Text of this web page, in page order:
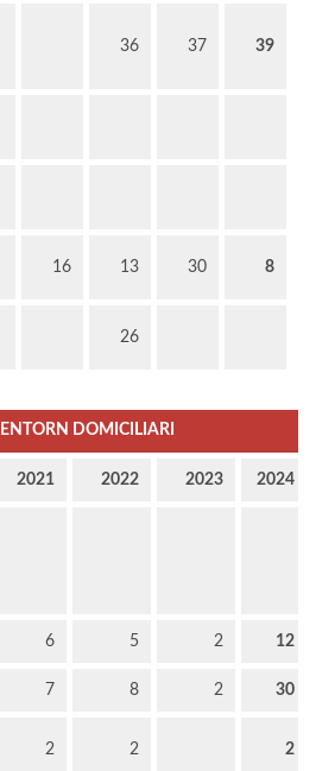
36 37 39
16 13 30 8
26
DOMICILIARI
2021 2022 2023 2024
6 5 2 12
7 8 2 30
2 2 2